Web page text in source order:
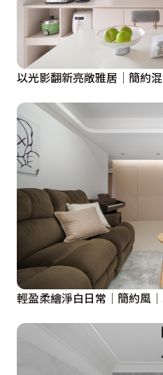
以光影翻新亮敞雅居│簡約
輕盈柔繪淨白日常│簡約風